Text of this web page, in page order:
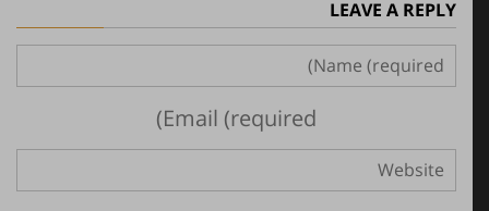
LEAVE A REPLYהניחו אבן
נחמו עם מסר משלכם